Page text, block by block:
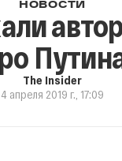
НОВОСТИ
The Insider
4 апреля 2019 г., 17:09